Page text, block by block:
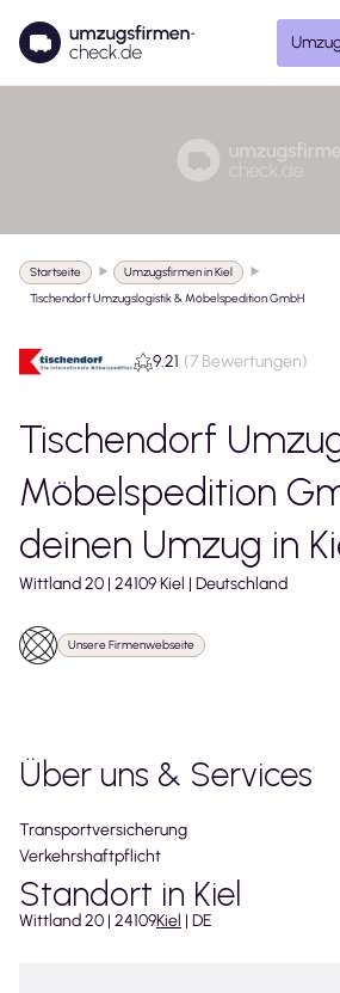
Startseite
Umzugsfirmen in Kiel
Tischendorf Umzugslogistik & Möbelspedition GmbH
9.21 (7 Bewertungen)
Tischendorf
Möbelspedition
deinen Umzug in
Wittland20 | 24109Kiel | Deutschland
Unsere Firmenwebseite
Über uns & Services
Transportversicherung
Verkehrshaftpflicht
Standort in Kiel
Wittland20 | 24109Kiel | DE